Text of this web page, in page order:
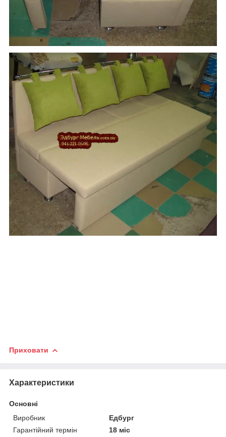
Приховати
Характеристики
Основні
Виробник
Едбург
Гарантійний термін
18 міс